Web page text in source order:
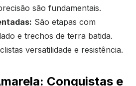
são fundamentais.
São etapas com
e trechos de terra batida.
versatilidade e resistência.
Conquistas e